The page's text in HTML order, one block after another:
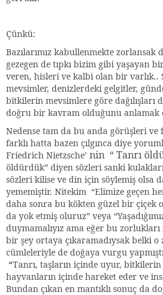
Çünkü:
Bazılarımız kabullenmekte zorlansak
gezegen de tıpkı bizim gibi yaşayan
veren, hisleri ve kalbi olan bir varlık..
mevsimler, denizlerdeki gelgitler,
bitkilerin mevsimlere göre
doğru bir kavram olduğunu anlamak
Nedense tam da bu anda görüşleri ve
farklı hatta bazen çılgınca diye
Friedrich Nietzsche’ nin “ Tanrı
öldürdük” diyen sözleri sanki
sözleri kilise ve din için söylemiş olsa
yememiştir. Nitekim “Elimize geçen
daha sonra bu kökten güzel bir çiçek
da yok etmiş oluruz” veya
duymamalıyız ama eğer bu
bir şey ortaya çıkaramadıysak belki
cümleleriyle de doğaya vurgu
“Tanrı, taşların içinde uyur,
hayvanların içinde hareket eder ve
Bundan çıkan en mantıklı sonuç da